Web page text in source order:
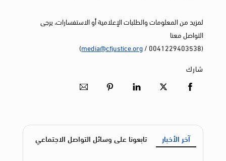
لمزيد من المعلومات والطلبات الإعلامية أو الاستفسارات، يرجى
التواصل معنا
(0041229403538 /
media@cfjustice.org
)
شارك
آخر الأخبار تابعونا على وسائل التواصل الاجتماعي